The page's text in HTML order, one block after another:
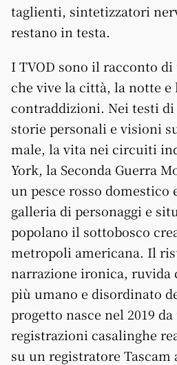
taglienti, sintetizzatori
restano in testa.
I TVOD sono il racconto di
che vive la città, la notte e
contraddizioni. Nei testi
storie personali e visioni
male, la vita nei circuiti
York, la Seconda Guerra
un pesce rosso domestico
galleria di personaggi e
popolano il sottobosco
metropoli americana. Il
narrazione ironica, ruvida
più umano e disordinato
progetto nasce nel 2019
registrazioni casalinghe
su un registratore